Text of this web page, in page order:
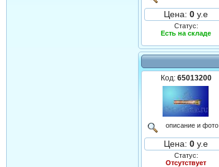
Цена: 0 у.е
Статус:
Есть на складе
Код: 65013200
описание и фото
Цена: 0 у.е
Статус:
Отсутствует